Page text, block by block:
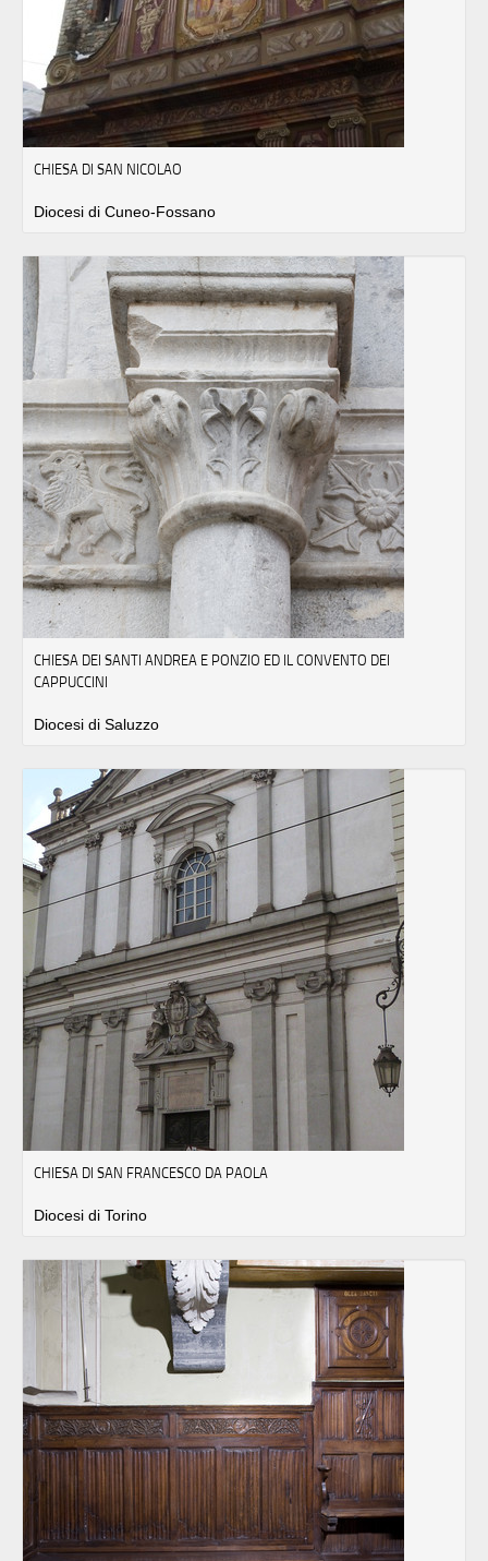
CHIESA DI SAN NICOLAO
Diocesi di Cuneo-Fossano
CHIESA DEI SANTI ANDREA E PONZIO ED IL CONVENTO DEI
CAPPUCCINI
Diocesi di Saluzzo
CHIESA DI SAN FRANCESCO DA PAOLA
Diocesi di Torino